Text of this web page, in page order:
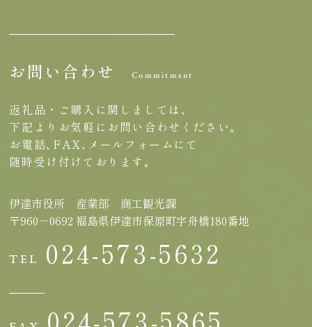
お問い合わせ Commitment
返礼品・ご購入に関しましては､
下記よりお気軽にお問い合わせください｡
お電話､FAX､メールフォームにて
随時受け付けております｡
伊達市役所 産業部 商工観光課
〒960－0692 福島県伊達市保原町字舟橋180番地
TEL 024-573-5632
024-573-5865